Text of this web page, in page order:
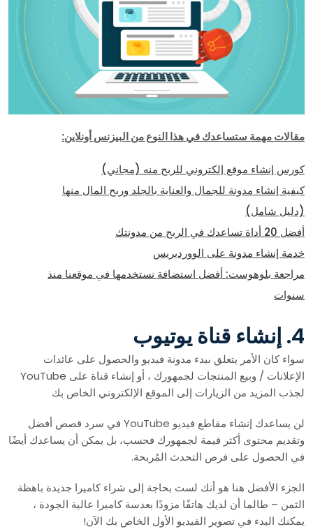
مقالات مهمة ستساعدك في هذا النوع من البيزنس أونلاين:
كورس إنشاء موقع إلكتروني للربح منه (مجاني)
كيفية إنشاء مدونة للجمال والعناية بالجلد وربح المال منها
(دليل شامل)
أفضل 20 أداة تساعدك في الربح من مدونتك
خدمة إنشاء مدونة على الووردبريس
مراجعة بلوهوست: أفضل استضافة نستخدمها في موقعنا منذ
سنوات
4. إنشاء قناة يوتيوب
سواء كان الأمر يتعلق ببدء مدونة فيديو والحصول على عائدات
الإعلانات / وبيع المنتجات لجمهورك ، أو إنشاء قناة على YouTube
لجذب المزيد من الزيارات إلى الموقع الإلكتروني الخاص بك
لن يساعدك إنشاء مقاطع فيديو YouTube في سرد قصص أفضل
وتقديم محتوى أكثر قيمة لجمهورك فحسب، بل يمكن أن يساعدك أيضًا
في الحصول على فرص التحدث المُربحة.
الجزء الأفضل هنا هو أنك لست بحاجة إلى شراء كاميرا جديدة باهظة
الثمن – طالما أن لديك هاتفًا مزودًا بعدسة كاميرا عالية الجودة ،
يمكنك البدء في تصوير الفيديو الأول الخاص بك الآن!